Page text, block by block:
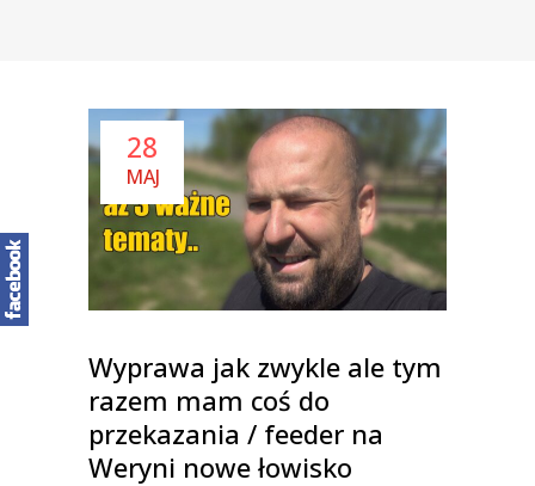
28
MAJ
Wyprawa jak zwykle ale tym
razem mam coś do
przekazania / feeder na
Weryni nowe łowisko